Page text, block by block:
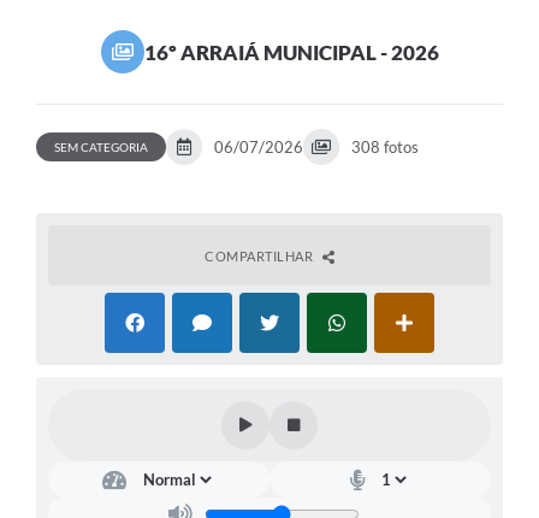
16º ARRAIÁ MUNICIPAL - 2026
SEM CATEGORIA 06/07/2026 308 fotos
COMPARTILHAR